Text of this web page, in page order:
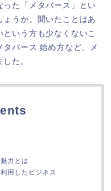
た「メタバース」とい
ょうか。聞いたことはあ
いう方も少なくないこ
バース 始め方など、メ
た。
力とは
用したビジネス